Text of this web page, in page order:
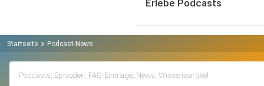
Erlebe Podcasts
Startseite Podcast-News